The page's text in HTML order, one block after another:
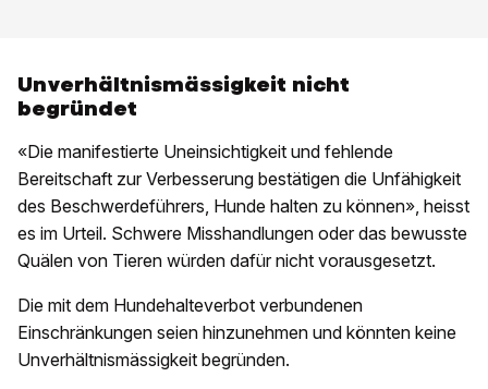
Unverhältnismässigkeit nicht
begründet
«Die manifestierte Uneinsichtigkeit und fehlende
Bereitschaft zur Verbesserung bestätigen die Unfähigkeit
des Beschwerdeführers, Hunde halten zu können», heisst
es im Urteil. Schwere Misshandlungen oder das bewusste
Quälen von Tieren würden dafür nicht vorausgesetzt.
Die mit dem Hundehalteverbot verbundenen
Einschränkungen seien hinzunehmen und könnten keine
Unverhältnismässigkeit begründen.